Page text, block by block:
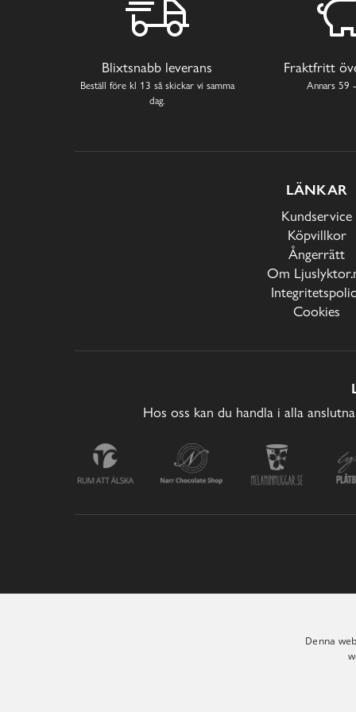
Blixtsnabb leverans
Beställ före kl 13 så skickar vi samma
dag.
Fraktfritt
Annars 59
LÄNKAR
Kundservice
Köpvillkor
Ångerrätt
Om
Cookies
Hos oss kan du handla i alla
Denna